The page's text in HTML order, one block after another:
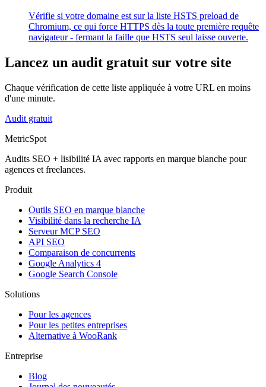
Vérifie si votre domaine est sur la liste HSTS preload de
Chromium, ce qui force HTTPS dès la toute première requête
navigateur - fermant la faille que HSTS seul laisse ouverte.
Lancez un audit gratuit sur votre site
Chaque vérification de cette liste appliquée à votre URL en moins
d'une minute.
Audit gratuit
MetricSpot
Audits SEO + lisibilité IA avec rapports en marque blanche pour
agences et freelances.
Produit
Outils SEO en marque blanche
Visibilité dans la recherche IA
Serveur MCP SEO
API SEO
Comparaison de concurrents
Google Analytics 4
Google Search Console
Solutions
Pour les agences
Pour les petites entreprises
Alternative à WooRank
Entreprise
Blog